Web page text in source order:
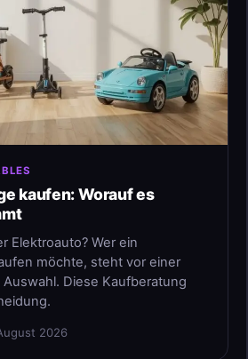
kaufen: Worauf es
Elektroauto? Wer ein
möchte, steht vor einer
Diese Kaufberatung
2026